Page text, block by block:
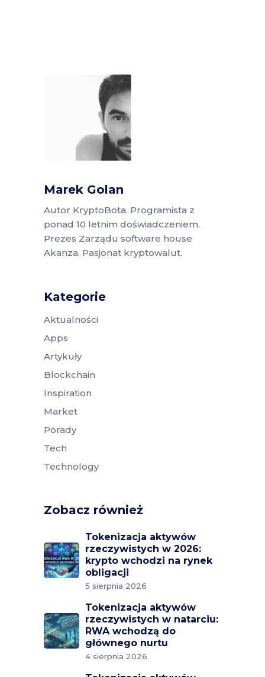
Marek Golan
Autor KryptoBota. Programista z
ponad 10 letnim doświadczeniem.
Prezes Zarządu software house
Akanza. Pasjonat kryptowalut.
Kategorie
Aktualności
Apps
Artykuły
Blockchain
Inspiration
Market
Porady
Tech
Technology
Zobacz również
Tokenizacja aktywów
rzeczywistych w 2026:
krypto wchodzi na rynek
obligacji
5 sierpnia 2026
Tokenizacja aktywów
rzeczywistych w natarciu:
RWA wchodzą do
głównego nurtu
4 sierpnia 2026